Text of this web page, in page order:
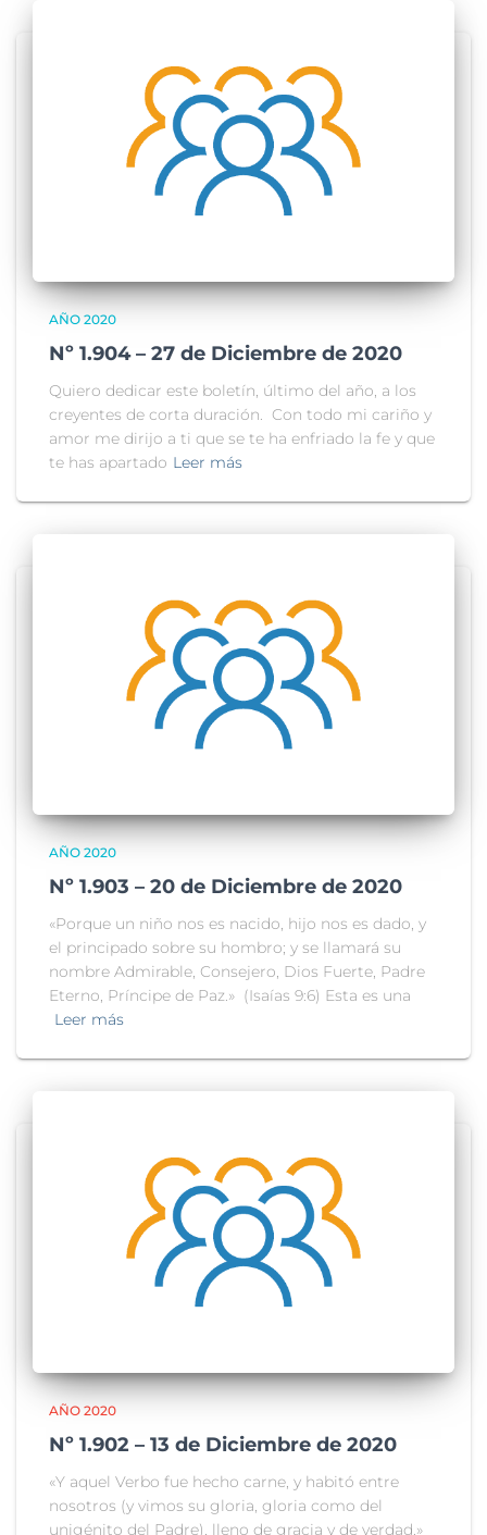
AÑO 2020
Nº 1.904 – 27 de Diciembre de 2020
Quiero dedicar este boletín, último del año, a los
creyentes de corta duración. Con todo mi cariño y
amor me dirijo a ti que se te ha enfriado la fe y que
te has apartado Leer más
AÑO 2020
Nº 1.903 – 20 de Diciembre de 2020
«Porque un niño nos es nacido, hijo nos es dado, y
el principado sobre su hombro; y se llamará su
nombre Admirable, Consejero, Dios Fuerte, Padre
Eterno, Príncipe de Paz.» (Isaías 9:6) Esta es una
Leer más
AÑO 2020
Nº 1.902 – 13 de Diciembre de 2020
«Y aquel Verbo fue hecho carne, y habitó entre
nosotros (y vimos su gloria, gloria como del
unigénito del Padre), lleno de gracia y de verdad.»